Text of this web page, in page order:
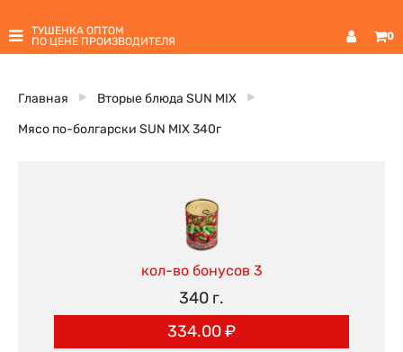
ТУШЕНКА ОПТОМ
ПО ЦЕНЕ ПРОИЗВОДИТЕЛЯ
0
Главная Вторые блюда SUN MIX
Мясо по-болгарски SUN MIX 340г
кол-во бонусов 3
340 г.
334.00₽